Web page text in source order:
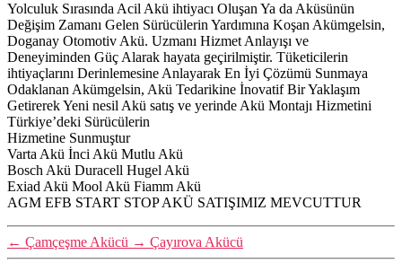
Yolculuk Sırasında Acil Akü ihtiyacı Oluşan Ya da Aküsünün
Değişim Zamanı Gelen Sürücülerin Yardımına Koşan Akümgelsin,
Doganay Otomotiv Akü. Uzmanı Hizmet Anlayışı ve
Deneyiminden Güç Alarak hayata geçirilmiştir. Tüketicilerin
ihtiyaçlarını Derinlemesine Anlayarak En İyi Çözümü Sunmaya
Odaklanan Akümgelsin, Akü Tedarikine İnovatif Bir Yaklaşım
Getirerek Yeni nesil Akü satış ve yerinde Akü Montajı Hizmetini
Türkiye’deki Sürücülerin
Hizmetine Sunmuştur
Varta Akü İnci Akü Mutlu Akü
Bosch Akü Duracell Hugel Akü
Exiad Akü Mool Akü Fiamm Akü
AGM EFB START STOP AKÜ SATIŞIMIZ MEVCUTTUR
← Çamçeşme Akücü → Çayırova Akücü